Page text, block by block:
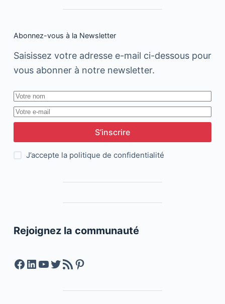
Abonnez-vous à la Newsletter
Saisissez votre adresse e-mail ci-dessous pour
vous abonner à notre newsletter.
S’inscrire
J’accepte la politique de confidentialité
Rejoignez la communauté
Facebook
LinkedIn
YouTube
Twitter
Feed RSSPinterest